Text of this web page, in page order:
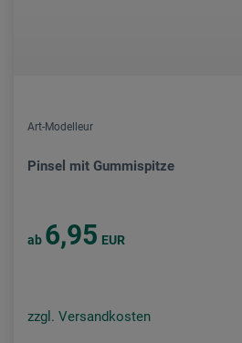
Art-Modelleur
Pinsel mit Gummispitze
ab 6,95 EUR
zzgl. Versandkosten